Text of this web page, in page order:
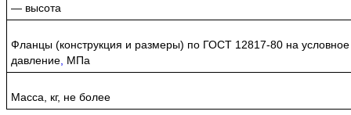
— высота
Фланцы (конструкция и размеры) по ГОСТ 12817-80 на условное
давление, МПа
Масса, кг, не более